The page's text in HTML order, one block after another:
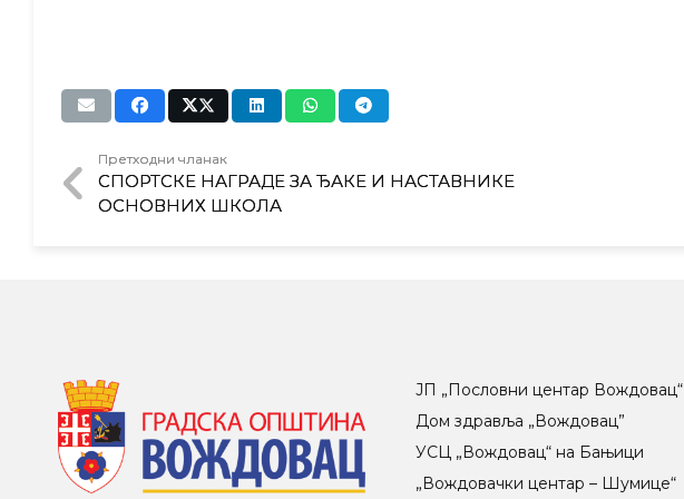
Претходни чланак
СПОРТСКЕ НАГРАДЕ ЗА ЂАКЕ И НАСТАВНИКЕ
ОСНОВНИХ ШКОЛА
ЈП „Пословни центар Вождовац“
Дом здравља „Вождовац”
УСЦ „Вождовац“ на Бањици
„Вождовачки центар – Шумице“